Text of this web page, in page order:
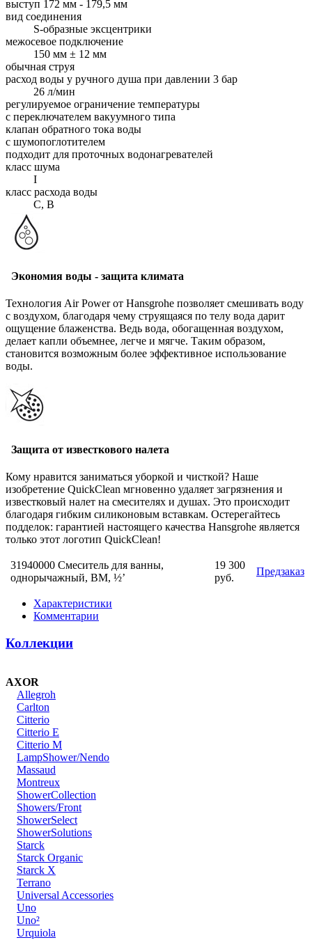
выступ 172 мм - 179,5 мм
вид соединения
S-образные эксцентрики
межосевое подключение
150 мм ± 12 мм
обычная струя
расход воды у ручного душа при давлении 3 бар
26 л/мин
регулируемое ограничение температуры
с переключателем вакуумного типа
клапан обратного тока воды
с шумопоглотителем
подходит для проточных водонагревателей
класс шума
I
класс расхода воды
C, B
Экономия воды - защита климата
Технология Air Power от Hansgrohe позволяет смешивать воду
с воздухом, благодаря чему струящаяся по телу вода дарит
ощущение блаженства. Ведь вода, обогащенная воздухом,
делает капли объемнее, легче и мягче. Таким образом,
становится возможным более эффективное использование
воды.
Защита от известкового налета
Кому нравится заниматься уборкой и чисткой? Наше
изобретение QuickClean мгновенно удаляет загрязнения и
известковый налет на смесителях и душах. Это происходит
благодаря гибким силиконовым вставкам. Остерегайтесь
подделок: гарантией настоящего качества Hansgrohe является
только этот логотип QuickClean!
31940000 Смеситель для ванны,
однорычажный, ВМ, ½’
19 300
руб.
Предзаказ
Характеристики
Комментарии
Коллекции
AXOR
Allegroh
Carlton
Citterio
Citterio E
Citterio M
LampShower/Nendo
Massaud
Montreux
ShowerCollection
Showers/Front
ShowerSelect
ShowerSolutions
Starck
Starck Organic
Starck X
Terrano
Universal Accessories
Uno
Uno²
Urquiola